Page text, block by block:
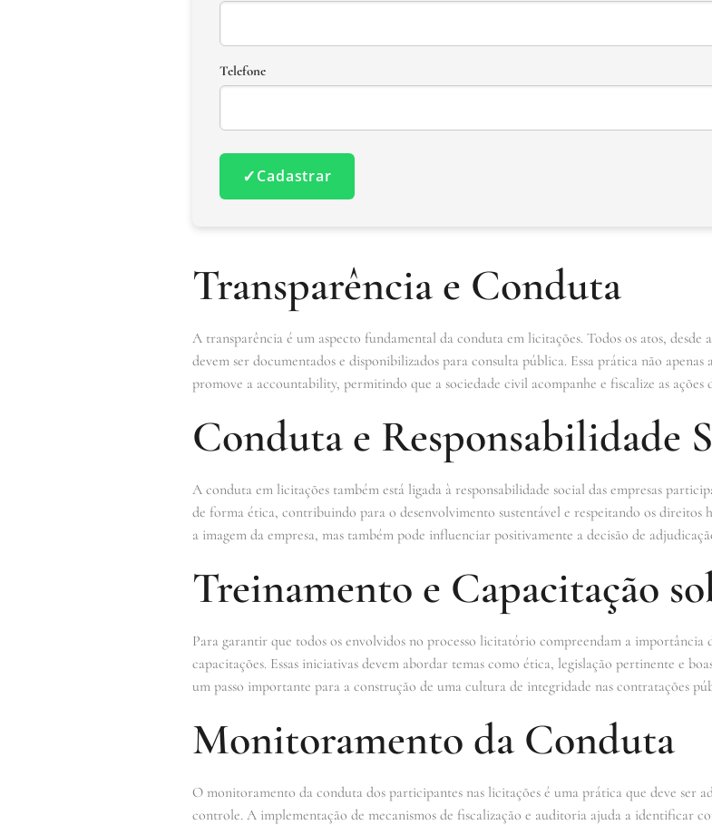
Telefone
✓Cadastrar
Transparência e Conduta
A transparência é um aspecto fundamental da conduta em licitações. Todos os atos,
devem ser documentados e disponibilizados para consulta pública. Essa prática não apenas
promove a accountability, permitindo que a sociedade civil acompanhe e fiscalize as ações
Conduta e Responsabilidade
A conduta em licitações também está ligada à responsabilidade social das empresas
de forma ética, contribuindo para o desenvolvimento sustentável e respeitando os direitos
a imagem da empresa, mas também pode influenciar positivamente a decisão de
Treinamento e Capacitação
Para garantir que todos os envolvidos no processo licitatório compreendam a importância
capacitações. Essas iniciativas devem abordar temas como ética, legislação pertinente e
um passo importante para a construção de uma cultura de integridade nas contratações
Monitoramento da Conduta
O monitoramento da conduta dos participantes nas licitações é uma prática que deve ser
controle. A implementação de mecanismos de fiscalização e auditoria ajuda a identificar